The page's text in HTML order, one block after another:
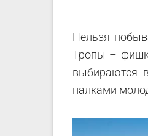
Нельзя
Тропы –
выбираются
палками